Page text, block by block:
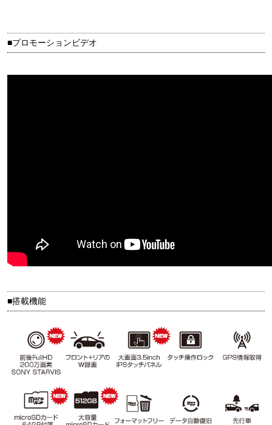
■プロモーションビデオ
■搭載機能